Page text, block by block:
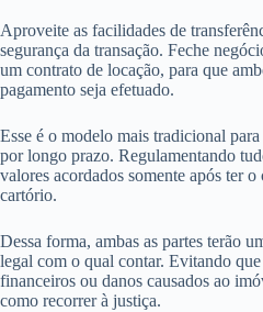
Aproveite as facilidades de
segurança da transação. Feche
um contrato de locação, para que
pagamento seja efetuado.
Esse é o modelo mais tradicional
por longo prazo. Regulamentando
valores acordados somente após ter
cartório.
Dessa forma, ambas as partes terão
legal com o qual contar. Evitando
financeiros ou danos causados ao
como recorrer à justiça.